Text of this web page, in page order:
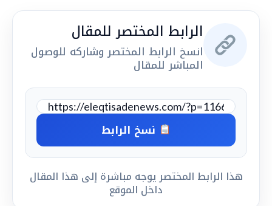
الرابط المختصر للمقال
انسخ الرابط المختصر وشاركه للوصول
المباشر للمقال
نسخ الرابط
هذا الرابط المختصر يوجه مباشرة إلى هذا المقال
داخل الموقع